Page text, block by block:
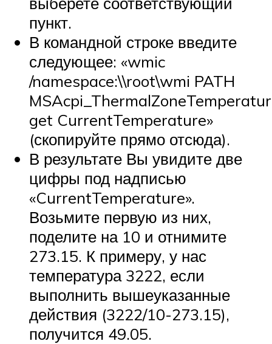
пункт.
В командной строке введите
следующее: «wmic
/namespace:\\root\wmi PATH
get CurrentTemperature»
(скопируйте прямо отсюда).
В результате Вы увидите две
цифры под надписью
«CurrentTemperature».
Возьмите первую из них,
поделите на 10 и отнимите
273.15. К примеру, у нас
температура 3222, если
выполнить вышеуказанные
действия (3222/10-273.15),
получится 49.05.